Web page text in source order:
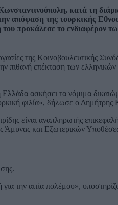
κατά τη
απόφαση της τουρκικής
του προκάλεσε το ενδιαφέρον
της Κοινοβουλευτικής
πιθανή επέκταση των
ασκήσει τα νόμιμα
φιλία», δήλωσε ο Δημήτρης
είναι αναπληρωτής
Άμυνας και Εξωτερικών
την αιτία πολέμου»,